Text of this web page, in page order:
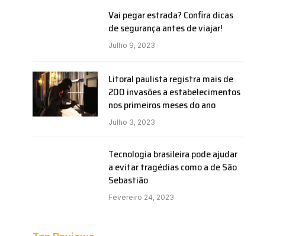
Vai pegar estrada? Confira dicas
de segurança antes de viajar!
Julho 9, 2023
Litoral paulista registra mais de
200 invasões a estabelecimentos
nos primeiros meses do ano
Julho 3, 2023
Tecnologia brasileira pode ajudar
a evitar tragédias como a de São
Sebastião
Fevereiro 24, 2023